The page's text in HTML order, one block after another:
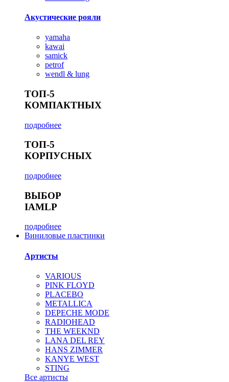
Акустические рояли
yamaha
kawai
samick
petrof
wendl & lung
ТОП-5
КОМПАКТНЫХ
подробнее
ТОП-5
КОРПУСНЫХ
подробнее
ВЫБОР
IAMLP
подробнее
Виниловые пластинки
Артисты
VARIOUS
PINK FLOYD
PLACEBO
METALLICA
DEPECHE MODE
RADIOHEAD
THE WEEKND
LANA DEL REY
HANS ZIMMER
KANYE WEST
STING
Все артисты